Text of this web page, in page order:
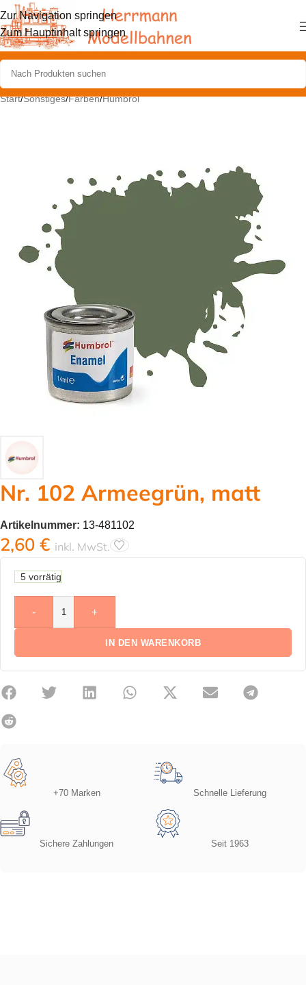
Zur Navigation springen
Zum Hauptinhalt springen
Start/Sonstiges/Farben/Humbrol
Nr. 102 Armeegrün, matt
Artikelnummer: 13-481102
2,60 € inkl. MwSt.
5 vorrätig
- +
IN DEN WARENKORB
+70 Marken Schnelle Lieferung
Sichere Zahlungen Seit 1963